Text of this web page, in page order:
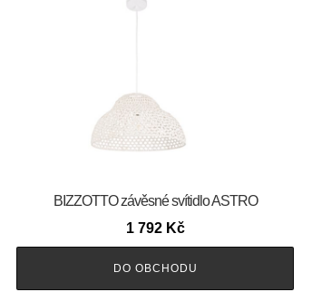
BIZZOTTO závěsné svítidlo ASTRO
1 792 Kč
DO OBCHODU